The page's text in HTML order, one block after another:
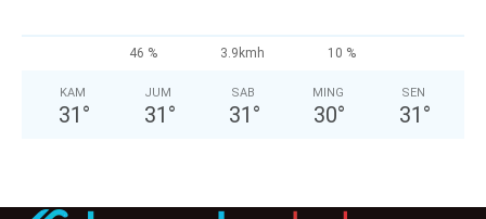
46 % 3.9kmh 10 %
KAM
31 °
JUM
31 °
SAB
31 °
MING
30°
SEN
31 °